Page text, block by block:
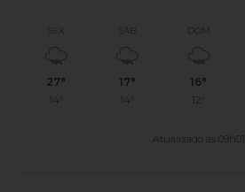
SEX
27°
14°
SÁB
17°
14°
DOM
16°
12°
Atualizado às 09h01